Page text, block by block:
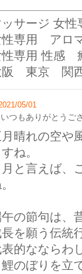
ッサージ 女
性専用 アロ
性専用 性感
阪 東京 関
05/01
つもありがとうご
月晴れの空や
ね。
月と言えば、
の節句は、
長を願う伝統
的なならわ
鯉のぼりを立